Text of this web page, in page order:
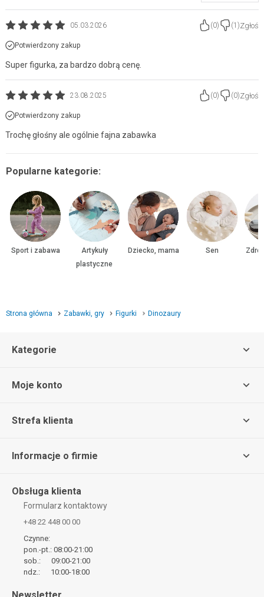
05.03.2026 (0) (1 )Zgłoś
Potwierdzony zakup
Super figurka, za bardzo dobrą cenę.
23.08.2025 (0) (0)Zgłoś
Potwierdzony zakup
Trochę głośny ale ogólnie fajna zabawka
Popularne kategorie:
Sport i zabawa
Artykuły
plastyczne
Dziecko, mama Sen
Strona główna Zabawki, gry Figurki Dinozaury
Kategorie
Moje konto
Strefa klienta
Informacje o firmie
Obsługa klienta
Formularz kontaktowy
+48 22 448 00 00
Czynne:
pon.-pt.: 08:00-21:00
sob.: 09:00-21:00
ndz.: 10:00-18:00